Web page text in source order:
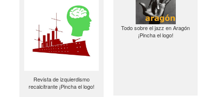
Revista de izquierdismo
recalcitrante ¡Pincha el logo!
Todo sobre el jazz en Aragón
¡Pincha el logo!